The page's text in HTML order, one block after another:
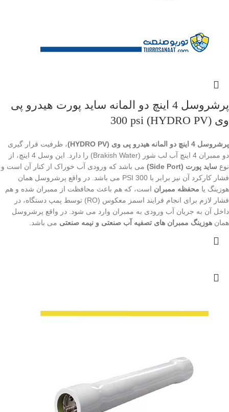
پرشروسل 4 اینچ دو المانه ساید پورت هیدرو پی
وی (HYDRO PV) 300 psi
پرشروسل 4 اینچ دو المانه هیدرو پی وی (HYDRO PV)
، ظرفیت قرار گیری
دو ممبران 4 اینچ آب لب شور (Brakish Water) را دارد. این وسل 4 اینچ، از
نوع ساید پورت (Side Port)
می باشد که ورودی آب خوراک از کنار آن است و
فشار کارکرد آن نیز برابر با 300 PSI می باشد. در واقع پرشروسل همان
هوزینگ یا محفظه ممبران است، که هم باعث محافظت از ممبران شده و هم
فشار لازم برای انجام فرایند اسمز معکوس (RO) توسط پمپ دستگاه، در
داخل آن به جریان آب ورودی به ممبران وارد می شود. در واقع پرشروسل
همان هوزینگ ممبران های تصفیه آب صنعتی و نیمه صنعتی می باشد.